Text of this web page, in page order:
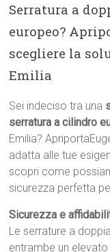
Serratura a
europeo?
scegliere la
Emilia
Sei indeciso tra una
serratura a cilindro
Emilia?
adatta alle tue
scopri come
sicurezza perfetta
Sicurezza e
Le serrature a
entrambe un